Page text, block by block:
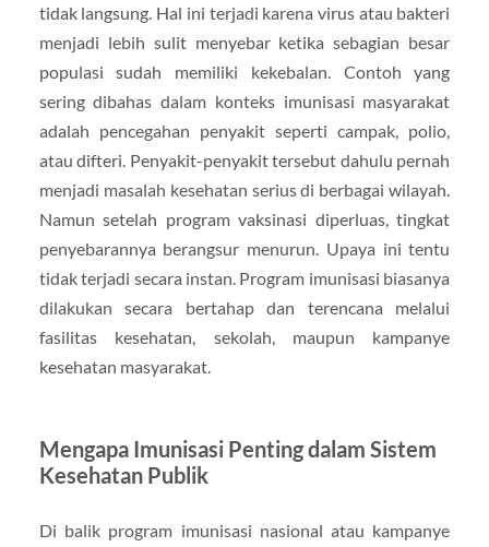
tidak langsung. Hal ini terjadi karena virus atau bakteri
menjadi lebih sulit menyebar ketika sebagian besar
populasi sudah memiliki kekebalan. Contoh yang
sering dibahas dalam konteks imunisasi masyarakat
adalah pencegahan penyakit seperti campak, polio,
atau difteri. Penyakit-penyakit tersebut dahulu pernah
menjadi masalah kesehatan serius di berbagai wilayah.
Namun setelah program vaksinasi diperluas, tingkat
penyebarannya berangsur menurun. Upaya ini tentu
tidak terjadi secara instan. Program imunisasi biasanya
dilakukan secara bertahap dan terencana melalui
fasilitas kesehatan, sekolah, maupun kampanye
kesehatan masyarakat.
Mengapa Imunisasi Penting dalam Sistem
Kesehatan Publik
Di balik program imunisasi nasional atau kampanye